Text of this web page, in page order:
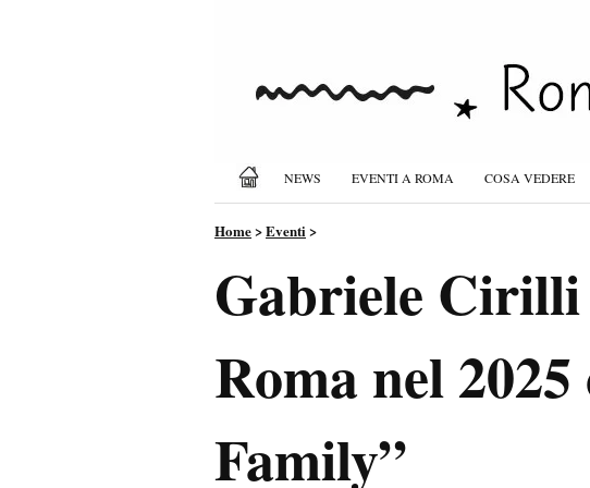
NEWS EVENTI A ROMA COSA VEDERE
Home>Eventi>
Gabriele Cirilli
Roma nel
Family”